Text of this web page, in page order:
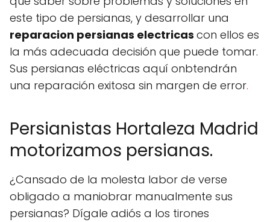
este tipo de persianas, y desarrollar una
reparacion persianas electricas con ellos es
la más adecuada decisión que puede tomar.
Sus persianas eléctricas aquí onbtendrán
una reparación exitosa sin margen de error.
Persianistas Hortaleza Madrid
motorizamos persianas.
¿Cansado de la molesta labor de verse
obligado a maniobrar manualmente sus
persianas? Dígale adiós a los tirones